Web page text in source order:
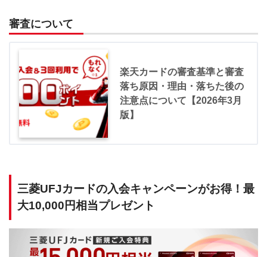
審査について
楽天カードの審査基準と審査
落ち原因・理由・落ちた後の
注意点について【2026年3月
版】
三菱UFJカードの入会キャンペーンがお得！最
大10,000円相当プレゼント